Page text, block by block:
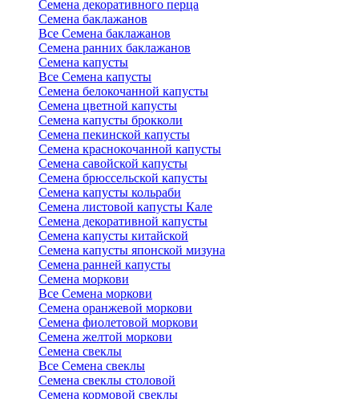
Семена декоративного перца
Семена баклажанов
Все Семена баклажанов
Семена ранних баклажанов
Семена капусты
Все Семена капусты
Семена белокочанной капусты
Семена цветной капусты
Семена капусты брокколи
Семена пекинской капусты
Семена краснокочанной капусты
Семена савойской капусты
Семена брюссельской капусты
Семена капусты кольраби
Семена листовой капусты Кале
Семена декоративной капусты
Семена капусты китайской
Семена капусты японской мизуна
Семена ранней капусты
Семена моркови
Все Семена моркови
Семена оранжевой моркови
Семена фиолетовой моркови
Семена желтой моркови
Семена свеклы
Все Семена свеклы
Семена свеклы столовой
Семена кормовой свеклы